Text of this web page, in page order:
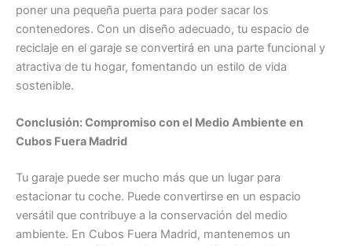
poner una pequeña puerta para poder sacar los
contenedores. Con un diseño adecuado, tu espacio de
reciclaje en el garaje se convertirá en una parte funcional y
atractiva de tu hogar, fomentando un estilo de vida
sostenible.
Conclusión: Compromiso con el Medio Ambiente en
Cubos Fuera Madrid
Tu garaje puede ser mucho más que un lugar para
estacionar tu coche. Puede convertirse en un espacio
versátil que contribuye a la conservación del medio
ambiente. En Cubos Fuera Madrid, mantenemos un